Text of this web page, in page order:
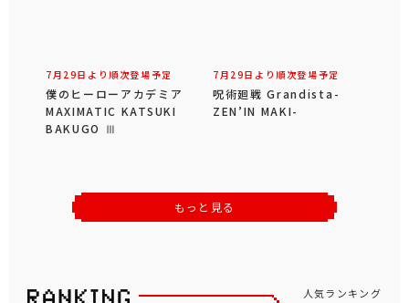
7月29日より順次登場予定
僕のヒーローアカデミア
MAXIMATIC KATSUKI
BAKUGO Ⅲ
7月29日より順次登場予定
呪術廻戦 Grandista-
ZEN’IN MAKI-
もっと見る
人気ランキング